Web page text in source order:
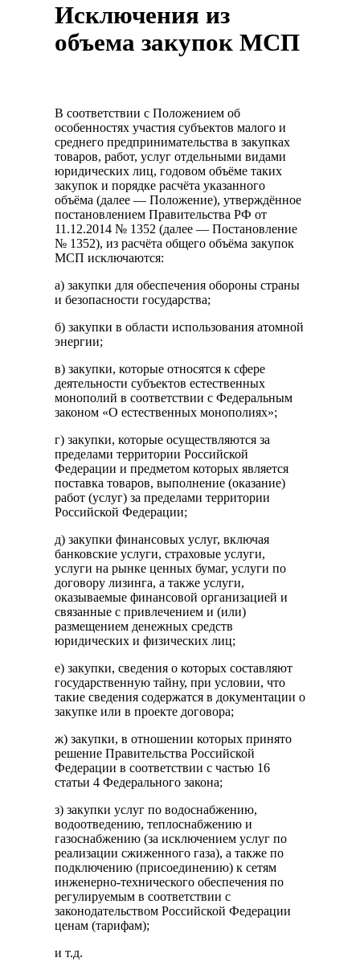
Исключения из
объема закупок МСП
В соответствии с Положением об
особенностях участия субъектов малого и
среднего предпринимательства в закупках
товаров, работ, услуг отдельными видами
юридических лиц, годовом объёме таких
закупок и порядке расчёта указанного
объёма (далее — Положение), утверждённое
постановлением Правительства РФ от
11.12.2014 № 1352 (далее — Постановление
№ 1352), из расчёта общего объёма закупок
МСП исключаются:
а) закупки для обеспечения обороны страны
и безопасности государства;
б) закупки в области использования атомной
энергии;
в) закупки, которые относятся к сфере
деятельности субъектов естественных
монополий в соответствии с Федеральным
законом «О естественных монополиях»;
г) закупки, которые осуществляются за
пределами территории Российской
Федерации и предметом которых является
поставка товаров, выполнение (оказание)
работ (услуг) за пределами территории
Российской Федерации;
д) закупки финансовых услуг, включая
банковские услуги, страховые услуги,
услуги на рынке ценных бумаг, услуги по
договору лизинга, а также услуги,
оказываемые финансовой организацией и
связанные с привлечением и (или)
размещением денежных средств
юридических и физических лиц;
е) закупки, сведения о которых составляют
государственную тайну, при условии, что
такие сведения содержатся в документации о
закупке или в проекте договора;
ж) закупки, в отношении которых принято
решение Правительства Российской
Федерации в соответствии с частью 16
статьи 4 Федерального закона;
з) закупки услуг по водоснабжению,
водоотведению, теплоснабжению и
газоснабжению (за исключением услуг по
реализации сжиженного газа), а также по
подключению (присоединению) к сетям
инженерно-технического обеспечения по
регулируемым в соответствии с
законодательством Российской Федерации
ценам (тарифам);
и т.д.